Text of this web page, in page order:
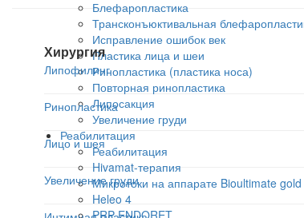
Блефаропластика
Трансконъюктивальная
Исправление ошибок век
Пластика лица и шеи
Ринопластика (пластика носа)
Повторная ринопластика
Липосакция
Увеличение груди
Реабилитация
Реабилитация
Hivamat-терапия
Микротоки на аппарате Bioultimate gold
Heleo 4
PRP ENDORET
Хирургия
Липофилинг
Ринопластика
Лицо и шея
Увеличение груди